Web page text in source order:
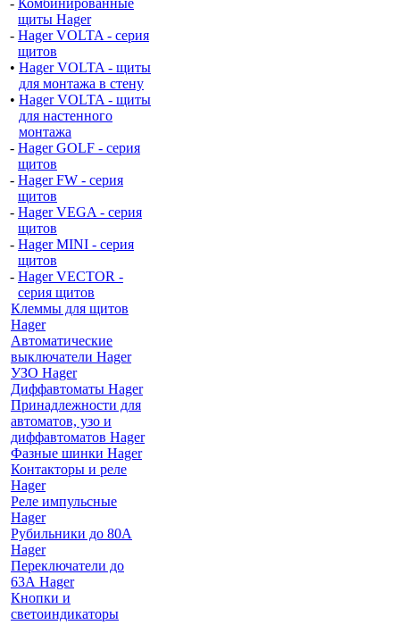
- Комбинированные
щиты Hager
- Hager VOLTA - серия
щитов
• Hager VOLTA - щиты
для монтажа в стену
• Hager VOLTA - щиты
для настенного
монтажа
- Hager GOLF - серия
щитов
- Hager FW - серия
щитов
- Hager VEGA - серия
щитов
- Hager MINI - серия
щитов
- Hager VECTOR -
серия щитов
Клеммы для щитов
Hager
Автоматические
выключатели Hager
УЗО Hager
Диффавтоматы Hager
Принадлежности для
автоматов, узо и
диффавтоматов Hager
Фазные шинки Hager
Контакторы и реле
Hager
Реле импульсные
Hager
Рубильники до 80А
Hager
Переключатели до
63А Hager
Кнопки и
светоиндикаторы